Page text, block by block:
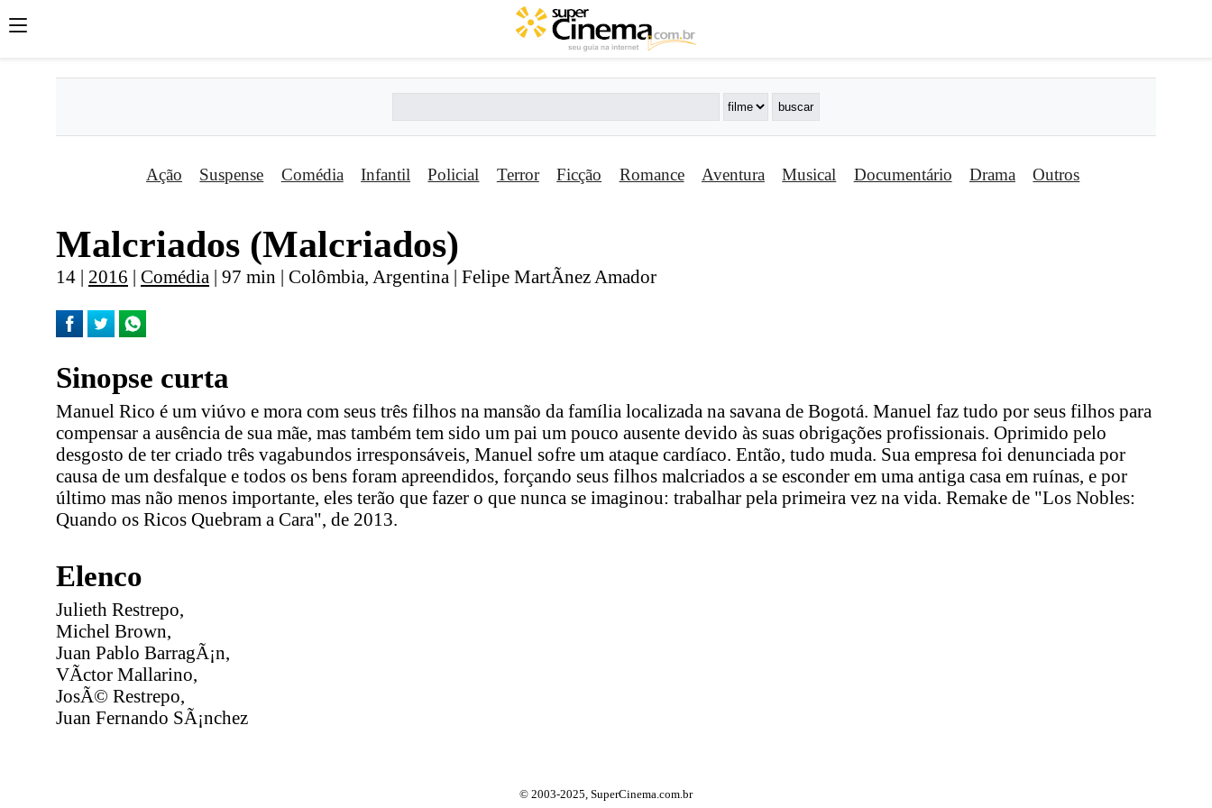
Ação Suspense Comédia Infantil Policial Terror Ficção Romance Aventura Musical Documentário Drama Outros
Malcriados (Malcriados)
14 | 2016 | Comédia | 97 min | Colômbia, Argentina | Felipe MartÃ­nez Amador
Sinopse curta
Manuel Rico é um viúvo e mora com seus três filhos na mansão da família localizada na savana de Bogotá. Manuel faz tudo por seus filhos para
compensar a ausência de sua mãe, mas também tem sido um pai um pouco ausente devido às suas obrigações profissionais. Oprimido pelo
desgosto de ter criado três vagabundos irresponsáveis, Manuel sofre um ataque cardíaco. Então, tudo muda. Sua empresa foi denunciada por
causa de um desfalque e todos os bens foram apreendidos, forçando seus filhos malcriados a se esconder em uma antiga casa em ruínas, e por
último mas não menos importante, eles terão que fazer o que nunca se imaginou: trabalhar pela primeira vez na vida. Remake de "Los Nobles:
Quando os Ricos Quebram a Cara", de 2013.
Elenco
Julieth Restrepo,
Michel Brown,
Juan Pablo BarragÃ¡n,
VÃ­ctor Mallarino,
JosÃ© Restrepo,
Juan Fernando SÃ¡nchez
© 2003-2025, SuperCinema.com.br